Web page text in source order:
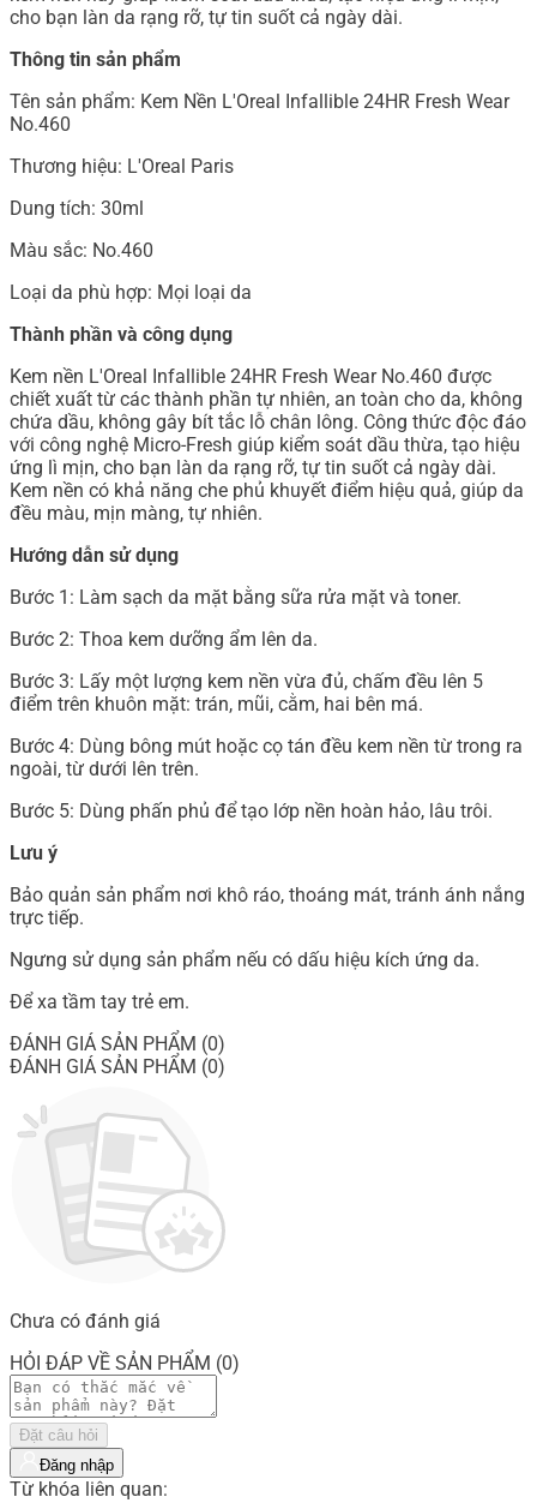
cho bạn làn da rạng rỡ, tự tin suốt cả ngày dài.
Thông tin sản phẩm
Tên sản phẩm: Kem Nền L'Oreal Infallible 24HR Fresh Wear
No.460
Thương hiệu: L'Oreal Paris
Dung tích: 30ml
Màu sắc: No.460
Loại da phù hợp: Mọi loại da
Thành phần và công dụng
Kem nền L'Oreal Infallible 24HR Fresh Wear No.460 được
chiết xuất từ các thành phần tự nhiên, an toàn cho da, không
chứa dầu, không gây bít tắc lỗ chân lông. Công thức độc đáo
với công nghệ Micro-Fresh giúp kiểm soát dầu thừa, tạo hiệu
ứng lì mịn, cho bạn làn da rạng rỡ, tự tin suốt cả ngày dài.
Kem nền có khả năng che phủ khuyết điểm hiệu quả, giúp da
đều màu, mịn màng, tự nhiên.
Hướng dẫn sử dụng
Bước 1: Làm sạch da mặt bằng sữa rửa mặt và toner.
Bước 2: Thoa kem dưỡng ẩm lên da.
Bước 3: Lấy một lượng kem nền vừa đủ, chấm đều lên 5
điểm trên khuôn mặt: trán, mũi, cằm, hai bên má.
Bước 4: Dùng bông mút hoặc cọ tán đều kem nền từ trong ra
ngoài, từ dưới lên trên.
Bước 5: Dùng phấn phủ để tạo lớp nền hoàn hảo, lâu trôi.
Lưu ý
Bảo quản sản phẩm nơi khô ráo, thoáng mát, tránh ánh nắng
trực tiếp.
Ngưng sử dụng sản phẩm nếu có dấu hiệu kích ứng da.
Để xa tầm tay trẻ em.
ĐÁNH GIÁ SẢN PHẨM (0)
ĐÁNH GIÁ SẢN PHẨM (0)
Chưa có đánh giá
HỎI ĐÁP VỀ SẢN PHẨM (0)
Đặt câu hỏi
Đăng nhập
Từ khóa liên quan: